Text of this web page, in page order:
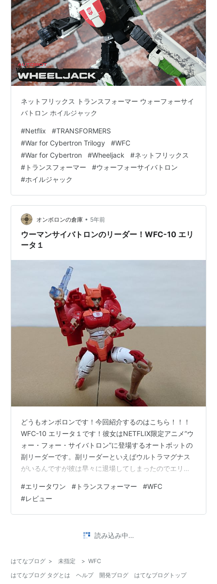
ネットフリックス トランスフォーマー ウォーフォーサイ
バトロン ホイルジャック
#Netflix #TRANSFORMERS
#War for Cybertron Trilogy #WFC
#War for Cybertron #Wheeljack #ネットフリックス
# トランスフォーマー #ウォーフォーサイバトロン
#ホイルジャック
オンボロンの倉庫 • 5年前
ウーマンサイバトロンのリーダー！WFC-10 エリ
ータ１
どうもオンボロンです！今回紹介するのはこちら！！！
WFC-10 エリータ１です！彼女はNETFLIX限定アニメ”ウ
ォー・フォー・サイバトロン”に登場するオートボットの
副リーダーです。副リーダーといえばウルトラマグナス
がいるんですが彼は早々に退場してしまったのでエリー
に紹介したER-09アーシーのリデコとなっています。リ
デコとはこの場合、元のトイをベースにアレンジすると
いった解釈でいいと思います。主な変更点はカラー、胴
くなり豪華になっている印象。このトイのレビューなど
#エリータワン # トランスフォーマー #WFC
#レビュー
読み込み中…
はてなブログ > 未指定 > WFC
はてなブログ タグとは
ヘルプ 開発ブログ はてなブログトップ